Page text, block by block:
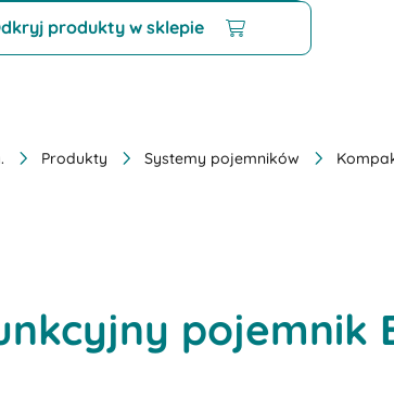
produkty w sklepie
Produkty Systemy pojemników
pojemnik